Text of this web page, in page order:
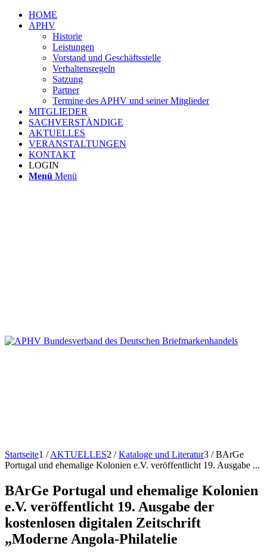
HOME
APHV
Historie
Leistungen
Vorstand und Geschäftsstelle
Verhaltensregeln
Satzung
Partner
Termine des APHV und seiner Mitglieder
MITGLIEDER
SACHVERSTÄNDIGE
AKTUELLES
VERANSTALTUNGEN
KONTAKT
LOGIN
Menü Menü
Startseite1 / AKTUELLES2 / Kataloge und Literatur3 / BArGe
Portugal und ehemalige Kolonien e.V. veröffentlicht 19. Ausgabe ...
BArGe Portugal und ehemalige Kolonien
e.V. veröffentlicht 19. Ausgabe der
kostenlosen digitalen Zeitschrift
„Moderne Angola-Philatelie